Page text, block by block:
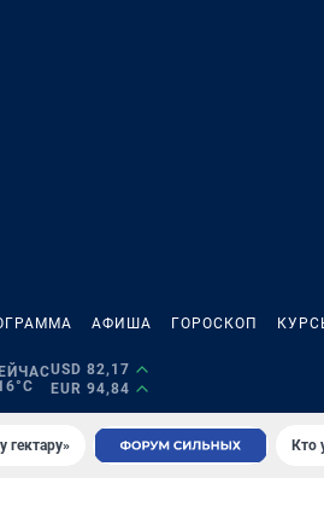
АФИША ГОРОСКОП
USD 82,17
EUR 94,84
Кто